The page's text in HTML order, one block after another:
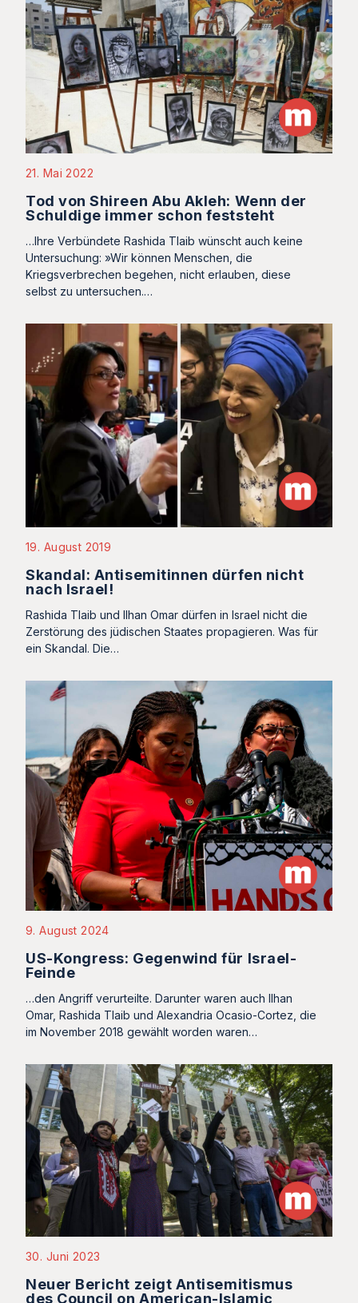
21. Mai 2022
Tod von Shireen Abu Akleh: Wenn der
Schuldige immer schon feststeht
…Ihre Verbündete Rashida Tlaib wünscht auch keine
Untersuchung: »Wir können Menschen, die
Kriegsverbrechen begehen, nicht erlauben, diese
selbst zu untersuchen.…
19. August 2019
Skandal: Antisemitinnen dürfen nicht
nach Israel!
Rashida Tlaib und Ilhan Omar dürfen in Israel nicht die
Zerstörung des jüdischen Staates propagieren. Was für
ein Skandal. Die…
9. August 2024
US-Kongress: Gegenwind für Israel-
Feinde
…den Angriff verurteilte. Darunter waren auch Ilhan
Omar, Rashida Tlaib und Alexandria Ocasio-Cortez, die
im November 2018 gewählt worden waren…
30. Juni 2023
Neuer Bericht zeigt Antisemitismus
des Council on American-Islamic